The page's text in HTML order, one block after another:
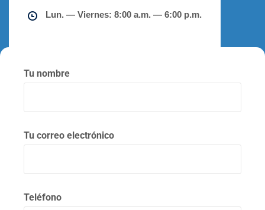
Lun. — Viernes: 8:00 a.m. — 6:00 p.m.
Tu nombre
Tu correo electrónico
Teléfono